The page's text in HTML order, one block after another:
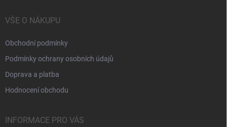
VŠE O NÁKUPU
Obchodní podmínky
Podmínky ochrany osobních údajů
Doprava a platba
Hodnocení obchodu
INFORMACE PRO VÁS